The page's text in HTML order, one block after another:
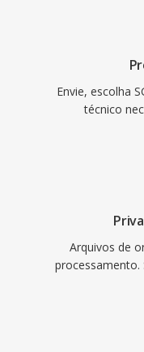
Envie, escolha
técnico
Arquivos de
processamento.